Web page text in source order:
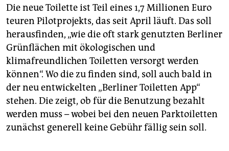
Die neue Toilette ist Teil eines 1,7 Millionen Euro
teuren Pilotprojekts, das seit April läuft. Das soll
herausfinden, „wie die oft stark genutzten Berliner
Grünflächen mit ökologischen und
klimafreundlichen Toiletten versorgt werden
können“. Wo die zu finden sind, soll auch bald in
der neu entwickelten „Berliner Toiletten App“
stehen. Die zeigt, ob für die Benutzung bezahlt
werden muss – wobei bei den neuen Parktoiletten
zunächst generell keine Gebühr fällig sein soll.